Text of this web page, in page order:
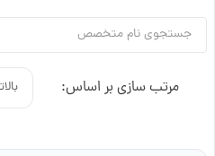
مرتب سازی بر اساس: